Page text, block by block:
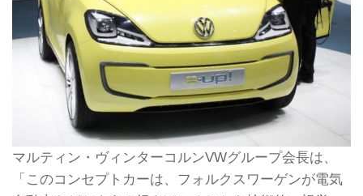
マルティン・ヴィンターコルンVWグループ会長は、
「このコンセプトカーは、フォルクスワーゲンが電気